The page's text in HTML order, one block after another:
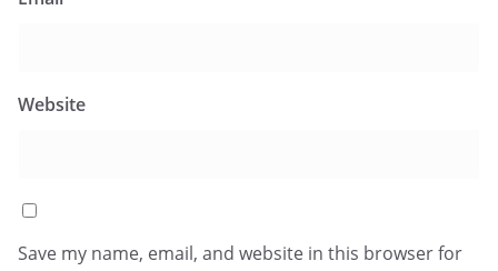
Website
Save my name, email, and website in this browser for